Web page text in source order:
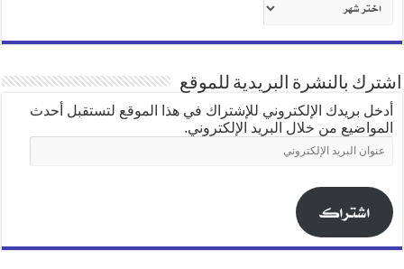
شهري
اشترك بالنشرة البريدية للموقع
أدخل بريدك الإلكتروني للإشتراك في هذا الموقع لتستقبل أحدث
المواضيع من خلال البريد الإلكتروني.
عنوان
البريد
اشتراك